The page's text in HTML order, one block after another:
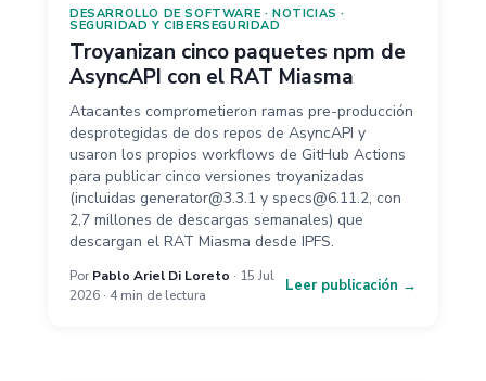
DESARROLLO DE SOFTWARE ·NOTICIAS ·
SEGURIDAD Y CIBERSEGURIDAD
Troyanizan cinco paquetes npm de
AsyncAPI con el RAT Miasma
Atacantes comprometieron ramas pre-producción
desprotegidas de dos repos de AsyncAPI y
usaron los propios workflows de GitHub Actions
para publicar cinco versiones troyanizadas
(incluidas generator@3.3.1 y specs@6.11.2, con
2,7 millones de descargas semanales) que
descargan el RAT Miasma desde IPFS.
Por Pablo Ariel Di Loreto · 15 Jul
2026 · 4 min de lectura
Leer publicación →